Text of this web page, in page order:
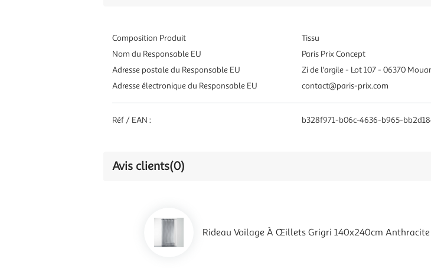
Composition Produit
Tissu
Nom du Responsable EU
Paris Prix Concept
Adresse postale du Responsable EU
Zi de l'argile - Lot 107 - 06370
Adresse électronique du Responsable EU
contact@paris-prix.com
Réf / EAN : b328f971-b06c-4636-b965-
Avis clients(0)
Rideau Voilage À Œillets Grigri 140x240cm Anthracite